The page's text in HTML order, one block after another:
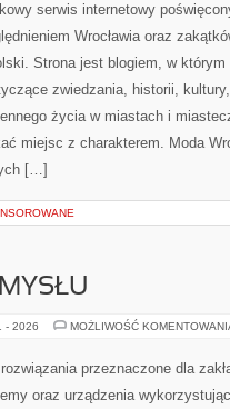
serwis internetowy
Wrocławia oraz
Strona jest blogiem, w
zwiedzania, historii,
życia w miastach i
miejsc z charakterem. Moda
[…]
- 2026 MOŻLIWOŚĆ
przeznaczone dla
oraz urządzenia